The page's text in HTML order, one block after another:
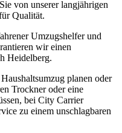
von unserer langjährigen
Qualität.
Umzugshelfer und
wir einen
Heidelberg.
planen oder
Trockner oder eine
bei City Carrier
zu einem unschlagbaren